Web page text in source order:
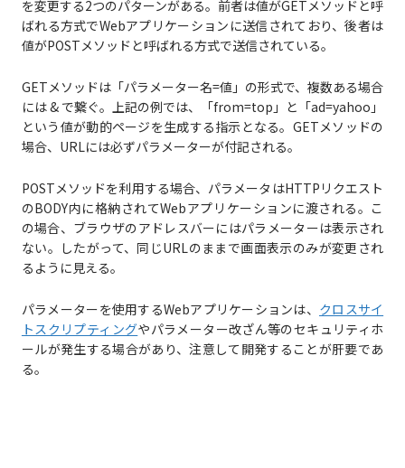
を変更する2つのパターンがある。前者は値がGETメソッドと呼
ばれる方式でWebアプリケーションに送信されており、後者は
値がPOSTメソッドと呼ばれる方式で送信されている。
GETメソッドは「パラメーター名=値」の形式で、複数ある場合
には & で繋ぐ。上記の例では、「from=top」と「ad=yahoo」
という値が動的ページを生成する指示となる。GETメソッドの
場合、URLには必ずパラメーターが付記される。
POSTメソッドを利用する場合、パラメータはHTTPリクエスト
のBODY内に格納されてWebアプリケーションに渡される。こ
の場合、ブラウザのアドレスバーにはパラメーターは表示され
ない。したがって、同じURLのままで画面表示のみが変更され
るように見える。
パラメーターを使用するWebアプリケーションは、 クロスサイ
トスクリプティングやパラメーター改ざん等のセキュリティホ
ールが発生する場合があり、注意して開発することが肝要であ
る。